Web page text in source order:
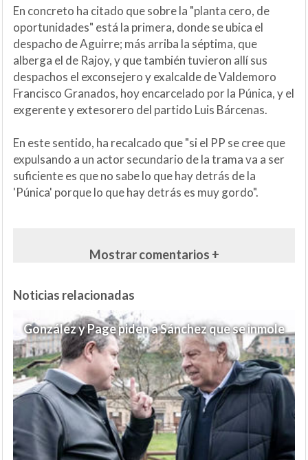
En concreto ha citado que sobre la "planta cero, de
oportunidades" está la primera, donde se ubica el
despacho de Aguirre; más arriba la séptima, que
alberga el de Rajoy, y que también tuvieron allí sus
despachos el exconsejero y exalcalde de Valdemoro
Francisco Granados, hoy encarcelado por la Púnica, y el
exgerente y extesorero del partido Luis Bárcenas.
En este sentido, ha recalcado que "si el PP se cree que
expulsando a un actor secundario de la trama va a ser
suficiente es que no sabe lo que hay detrás de la
'Púnica' porque lo que hay detrás es muy gordo".
Mostrar comentarios +
Noticias relacionadas
González y Page piden a Sánchez que se inmole